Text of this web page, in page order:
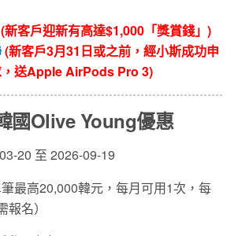
(新客戶迎新有高達$1,000「獎賞錢」)
(新客戶3月31日或之前，經小斯成功申
送Apple AirPods Pro 3)
國Olive Young優惠
20 至 2026-09-19
最高20,000韓元，每月可用1次，每
名）